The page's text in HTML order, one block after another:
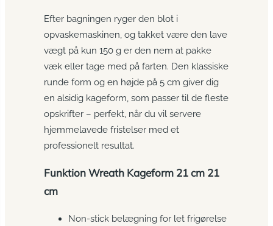
Efter bagningen ryger den blot i
opvaskemaskinen, og takket være den lave
vægt på kun 150 g er den nem at pakke
væk eller tage med på farten. Den klassiske
runde form og en højde på 5 cm giver dig
en alsidig kageform, som passer til de fleste
opskrifter – perfekt, når du vil servere
hjemmelavede fristelser med et
professionelt resultat.
Funktion Wreath Kageform 21 cm 21
cm
Non-stick belægning for let frigørelse